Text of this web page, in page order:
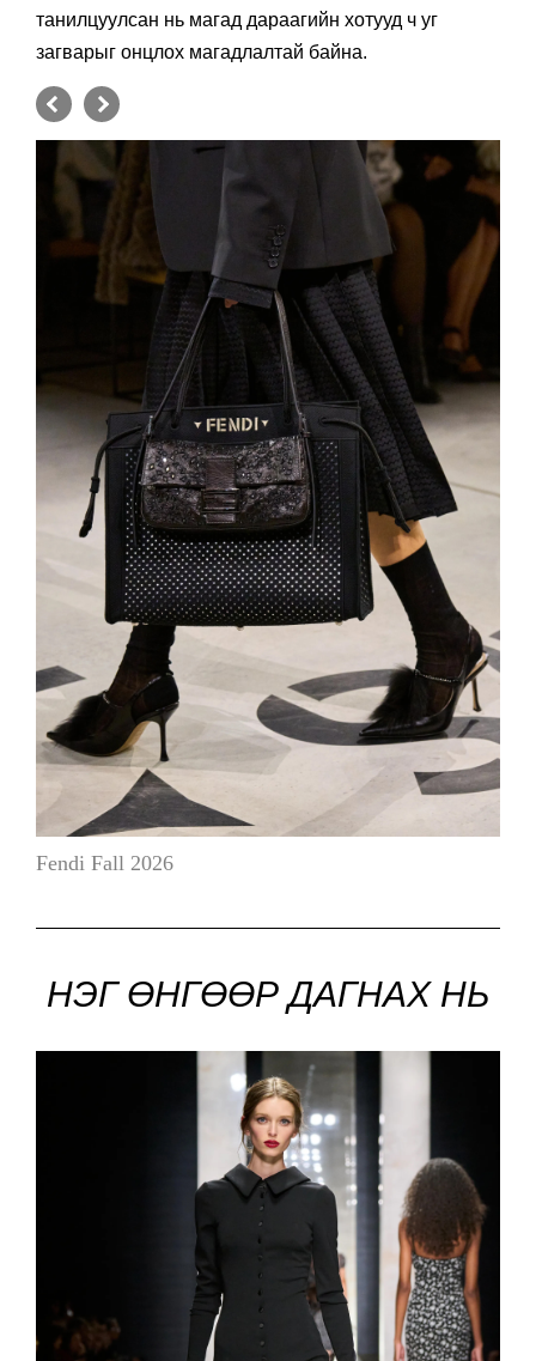
танилцуулсан нь магад дараагийн хотууд ч уг
загварыг онцлох магадлалтай байна.
Fendi Fall 2026
НЭГ ӨНГӨӨР ДАГНАХ НЬ